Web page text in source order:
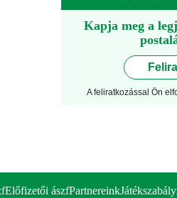
Kapja meg a
A feliratkozással Ön
Előfizetői ászfPartnereink